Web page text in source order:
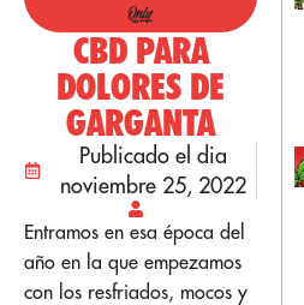
CBD PARA
DOLORES DE
GARGANTA
Publicado el dia
noviembre 25, 2022
Entramos en esa época del
año en la que empezamos
con los resfriados, mocos y